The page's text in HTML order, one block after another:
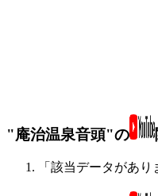
"庵治温泉音頭"の
「該当データがあり